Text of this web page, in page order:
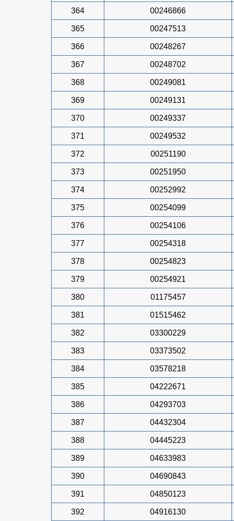
364 00246866
365 00247513
366 00248267
367 00248702
368 00249081
369 00249131
370 00249337
371 00249532
372 00251190
373 00251950
374 00252992
375 00254099
376 00254106
377 00254318
378 00254823
379 00254921
380 01175457
381 01515462
382 03300229
383 03373502
384 03578218
385 04222671
386 04293703
387 04432304
388 04445223
389 04633983
390 04690843
391 04850123
392 04916130